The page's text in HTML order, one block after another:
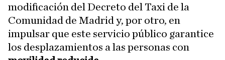
modificación del Decreto del Taxi de la
Comunidad de Madrid y, por otro, en
impulsar que este servicio público garantice
los desplazamientos a las personas con